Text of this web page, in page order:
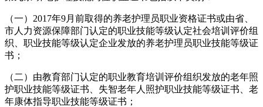
（一）2017年9月前取得的养老护理员职业资格证书或由省、
市人力资源保障部门认定的职业技能等级认定社会培训评价组
织、职业技能等级认定企业发放的养老护理员职业技能等级证
书；
（二）由教育部门认定的职业教育培训评价组织发放的老年照
护职业技能等级证书、失智老年人照护职业技能等级证书、老
年康体指导职业技能等级证书；